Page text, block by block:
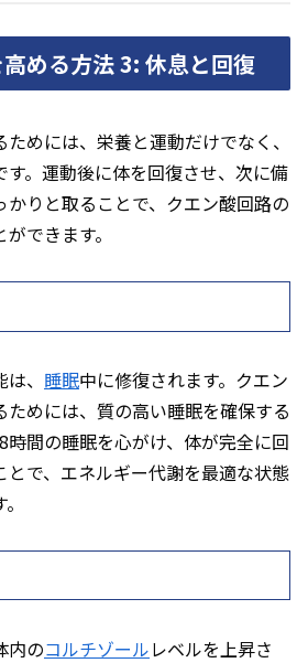
める方法 3: 休息と回復
めには、栄養と運動だけでなく、
す。運動後に体を回復させ、次に備
かりと取ることで、クエン酸回路の
できます。
、 睡眠中に修復されます。クエン
めには、質の高い睡眠を確保する
時間の睡眠を心がけ、体が完全に回
で、エネルギー代謝を最適な状態
内のコルチゾールレベルを上昇さ